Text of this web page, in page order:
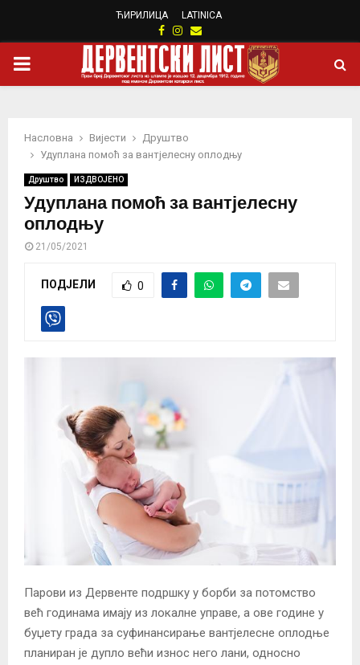
ЋИРИЛИЦА LATINICA
Facebook
Instagram
Email
PRIMARY
Насловна Вијести
Друштво
Удуплана помоћ за вантјелесну оплодњу
Друштво ИЗДВОЈЕНО
Удуплана помоћ за вантјелесну
оплодњу
21/05/2021
ПОДЈЕЛИ 0
Парови из Дервенте подршку у борби за потомство
већ годинама имају из локалне управе, а ове године у
буџету града за суфинансирање вантјелесне оплодње
планиран је дупло већи износ него лани, односно